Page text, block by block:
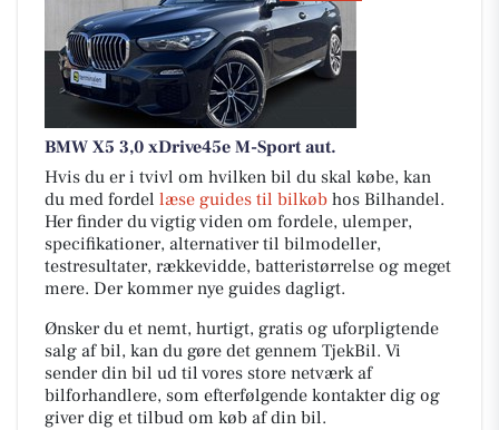
BMW X5 3,0 xDrive45e M-Sport aut.
Hvis du er i tvivl om hvilken bil du skal købe, kan
du med fordel læse guides til bilkøb hos Bilhandel.
Her finder du vigtig viden om fordele, ulemper,
specifikationer, alternativer til bilmodeller,
testresultater, rækkevidde, batteristørrelse og meget
mere. Der kommer nye guides dagligt.
Ønsker du et nemt, hurtigt, gratis og uforpligtende
salg af bil, kan du gøre det gennem TjekBil. Vi
sender din bil ud til vores store netværk af
bilforhandlere, som efterfølgende kontakter dig og
giver dig et tilbud om køb af din bil.